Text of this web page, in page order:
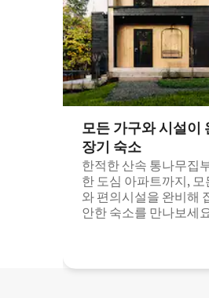
모든 가구와 시설이
장기 숙소
한적한 산속 통나무집
한 도심 아파트까지, 모
와 편의시설을 완비해
안한 숙소를 만나보세